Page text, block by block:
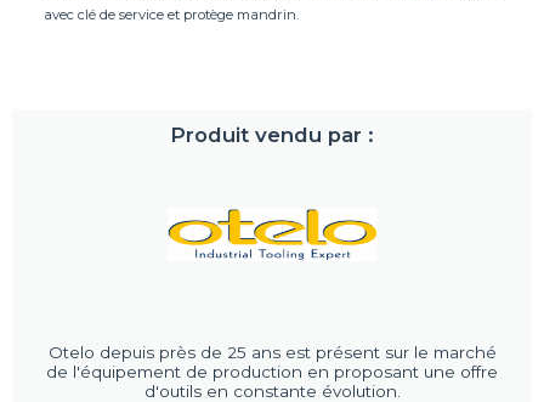
avec clé de service et protège mandrin.
Produit vendu par :
Otelo depuis près de 25 ans est présent sur le marché
de l'équipement de production en proposant une offre
d'outils en constante évolution.